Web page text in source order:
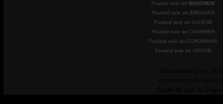
Foulard soie art BOUCHEIX
Foulard soie art BRESSAN
Foulard soie art CADENE
Foulard soie art CHARRIER
Foulard soie art COROMINAS
Foulard soie art CRISSE